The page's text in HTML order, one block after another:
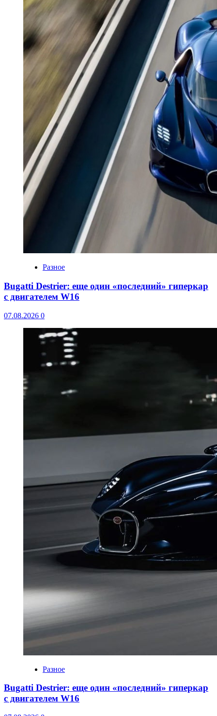
Разное
Bugatti Destrier: еще один «последний» гиперкар
с двигателем W16
07.08.2026 0
Разное
Bugatti Destrier: еще один «последний» гиперкар
с двигателем W16